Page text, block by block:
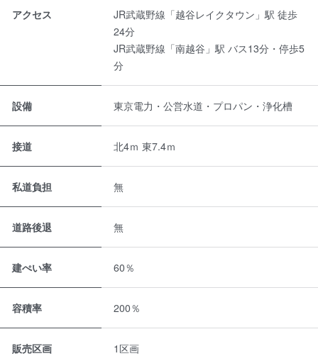
アクセス
JR武蔵野線「越谷レイクタウン」駅 徒歩
24分
JR武蔵野線「南越谷」駅 バス13分・停歩5
分
設備 東京電力・公営水道・プロパン・浄化槽
接道 北4ｍ 東7.4ｍ
私道負担 無
道路後退 無
建ぺい率 60％
容積率 200％
販売区画 1区画